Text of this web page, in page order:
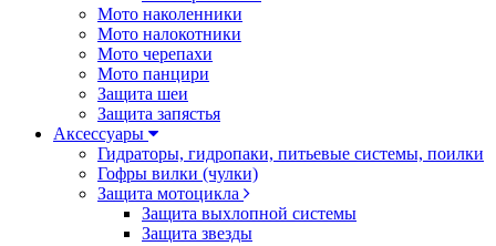
Мото наколенники
Мото налокотники
Мото черепахи
Мото панцири
Защита шеи
Защита запястья
Аксессуары
Гидраторы, гидропаки, питьевые системы, поилки
Гофры вилки (чулки)
Защита мотоцикла
Защита выхлопной системы
Защита звезды